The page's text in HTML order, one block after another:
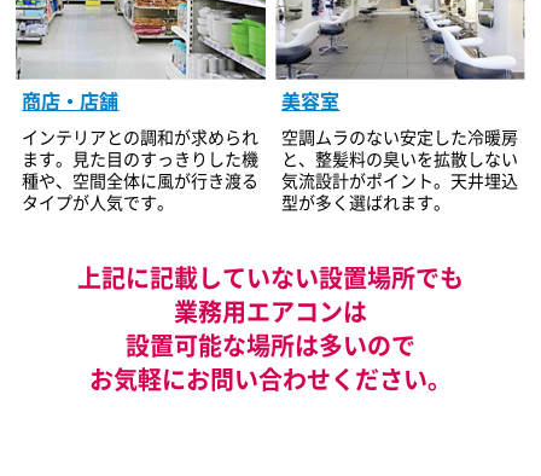
商店・店舗
インテリアとの調和が求められ
ます。見た目のすっきりした機
種や、空間全体に風が行き渡る
タイプが人気です。
美容室
空調ムラのない安定した冷暖房
と、整髪料の臭いを拡散しない
気流設計がポイント。天井埋込
型が多く選ばれます。
上記に記載していない設置場所でも
業務用エアコンは
設置可能な場所は多いので
お気軽にお問い合わせください。